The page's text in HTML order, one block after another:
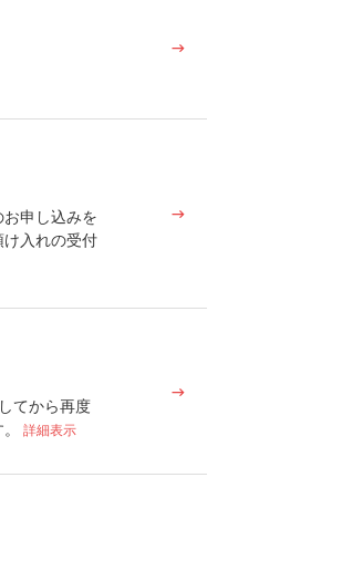
申し込みを
入れの受付
てから再度
詳細表示